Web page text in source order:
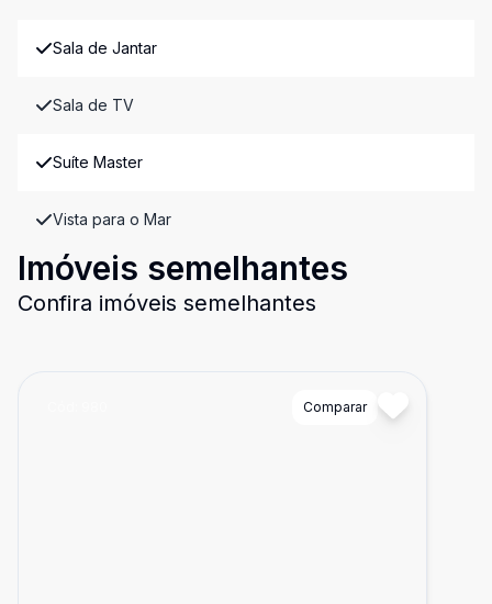
Sala de Jantar
Sala de TV
Suíte Master
Vista para o Mar
Imóveis semelhantes
Confira imóveis semelhantes
Comparar